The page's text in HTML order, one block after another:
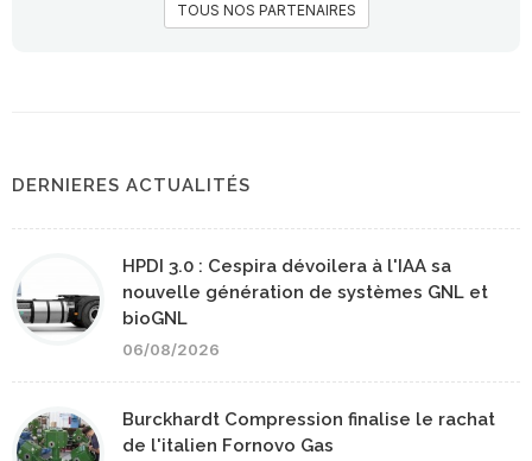
TOUS NOS PARTENAIRES
DERNIERES ACTUALITÉS
HPDI 3.0 : Cespira dévoilera à l'IAA sa
nouvelle génération de systèmes GNL et
bioGNL
06/08/2026
Burckhardt Compression finalise le rachat
de l'italien Fornovo Gas